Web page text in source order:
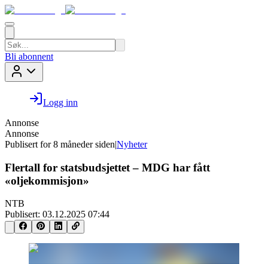
Bli abonnent
Logg inn
Annonse
Annonse
Publisert for 8 måneder siden|Nyheter
Flertall for statsbudsjettet – MDG har fått
«oljekommisjon»
NTB
Publisert: 03.12.2025 07:44